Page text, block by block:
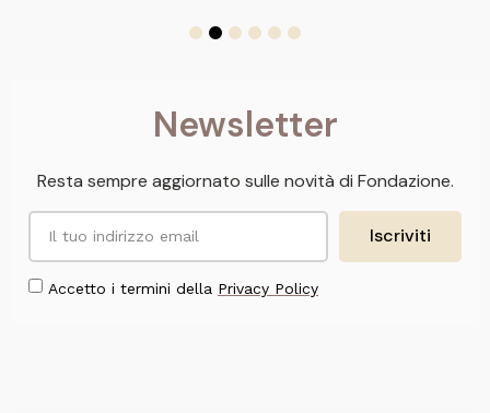
Newsletter
Resta sempre aggiornato sulle novità di Fondazione.
Accetto i termini della Privacy Policy
Iscriviti